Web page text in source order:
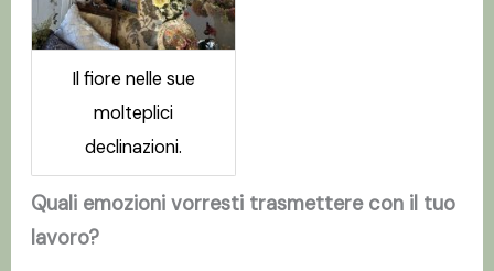
Il fiore nelle sue
molteplici
declinazioni.
Quali emozioni vorresti trasmettere con il tuo
lavoro?